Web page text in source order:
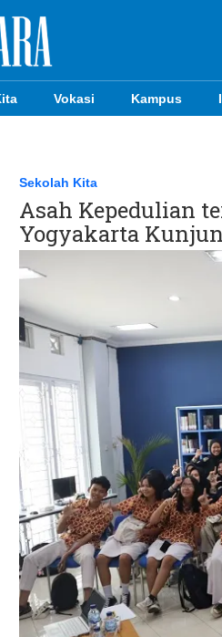
Vokasi Kampus
Sekolah Kita
Asah Kepedulian
Yogyakarta